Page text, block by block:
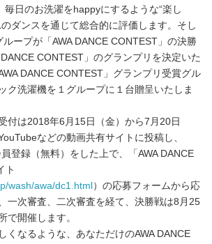
毎日のお洗濯をhappyにするような“楽し
ダンスを通じて総合的に評価します。そし
ープが「AWA DANCE CONTEST」の決勝
CONTEST」のグランプリを決定いた
DANCE CONTEST」グランプリ受賞グル
ク洗濯機を１グループに１台贈呈いたしま
付は2018年6月15日（金）から7月20日
などの動画共有サイトに投稿し、
登録（無料）をした上で、「AWA DANCE
ト
wash/awa/dc1.html ）の応募フォームから応
一次審査、二次審査を経て、決勝戦は8月25
で開催します。
なるような、あなただけのAWA DANCE